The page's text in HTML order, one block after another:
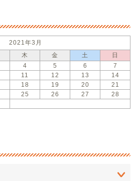
2021年3月
木 金 土
日
4 5 6
7
11 12 13
14
18 19 20
21
25 26 27
28